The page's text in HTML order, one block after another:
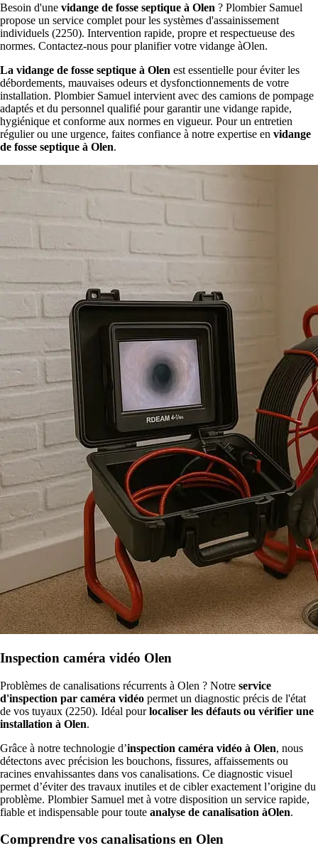
Besoin d'une vidange de fosse septique à Olen ? Plombier Samuel
propose un service complet pour les systèmes d'assainissement
individuels (2250). Intervention rapide, propre et respectueuse des
normes. Contactez-nous pour planifier votre vidange àOlen.
La vidange de fosse septique à Olen est essentielle pour éviter les
débordements, mauvaises odeurs et dysfonctionnements de votre
installation. Plombier Samuel intervient avec des camions de pompage
adaptés et du personnel qualifié pour garantir une vidange rapide,
hygiénique et conforme aux normes en vigueur. Pour un entretien
régulier ou une urgence, faites confiance à notre expertise en vidange
de fosse septique à Olen.
Inspection caméra vidéo Olen
Problèmes de canalisations récurrents à Olen ? Notre service
d'inspection par caméra vidéo permet un diagnostic précis de l'état
de vos tuyaux (2250). Idéal pourlocaliser les défauts ou vérifier une
installation à Olen.
Grâce à notre technologie d’inspection caméra vidéo à Olen, nous
détectons avec précision les bouchons, fissures, affaissements ou
racines envahissantes dans vos canalisations. Ce diagnostic visuel
permet d’éviter des travaux inutiles et de cibler exactement l’origine du
problème. Plombier Samuel met à votre disposition un service rapide,
fiable et indispensable pour toute analyse de canalisation àOlen.
Comprendre vos canalisations en Olen